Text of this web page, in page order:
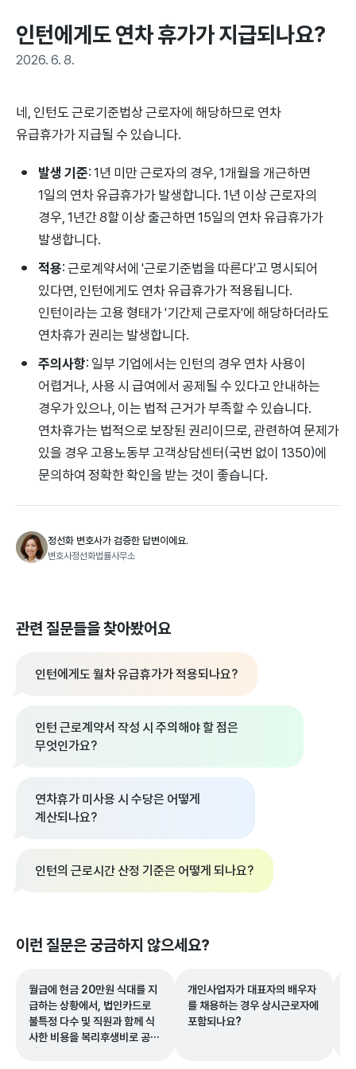
인턴에게도 연차 휴가가 지급되나요?
2026. 6. 8.
네, 인턴도 근로기준법상 근로자에 해당하므로 연차
유급휴가가 지급될 수 있습니다.
발생 기준: 1년 미만 근로자의 경우, 1개월을 개근하면
1일의 연차 유급휴가가 발생합니다. 1년 이상 근로자의
경우, 1년간 8할 이상 출근하면 15일의 연차 유급휴가가
발생합니다.
적용: 근로계약서에 '근로기준법을 따른다'고 명시되어
있다면, 인턴에게도 연차 유급휴가가 적용됩니다.
인턴이라는 고용 형태가 '기간제 근로자'에 해당하더라도
연차휴가 권리는 발생합니다.
주의사항: 일부 기업에서는 인턴의 경우 연차 사용이
어렵거나, 사용 시 급여에서 공제될 수 있다고 안내하는
경우가 있으나, 이는 법적 근거가 부족할 수 있습니다.
연차휴가는 법적으로 보장된 권리이므로, 관련하여 문제가
있을 경우 고용노동부 고객상담센터(국번 없이 1350)에
문의하여 정확한 확인을 받는 것이 좋습니다.
정선화 변호사가 검증한 답변이에요.
변호사정선화법률사무소
관련 질문들을 찾아봤어요
인턴에게도 월차 유급휴가가 적용되나요?
인턴 근로계약서 작성 시 주의해야 할 점은
무엇인가요?
연차휴가 미사용 시 수당은 어떻게
계산되나요?
인턴의 근로시간 산정 기준은 어떻게 되나요?
이런 질문은 궁금하지 않으세요?
월급에 현금 20만원 식대를 지
급하는 상황에서, 법인카드로
불특정 다수 및 직원과 함께 식
사한 비용을 복리후생비로 공제
받을 수 있나요?
개인사업자가 대표자의 배우자
를 채용하는 경우 상시근로자에
포함되나요?